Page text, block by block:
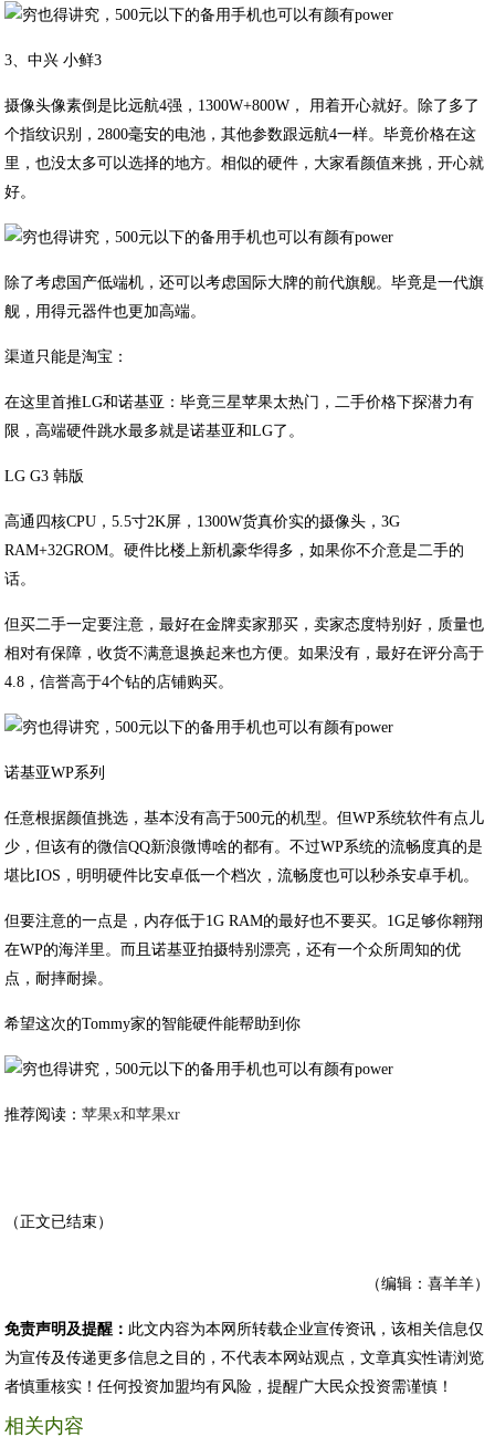
3、中兴 小鲜3
摄像头像素倒是比远航4强，1300W+800W， 用着开心就好。除了多了
个指纹识别，2800毫安的电池，其他参数跟远航4一样。毕竟价格在这
里，也没太多可以选择的地方。相似的硬件，大家看颜值来挑，开心就
好。
除了考虑国产低端机，还可以考虑国际大牌的前代旗舰。毕竟是一代旗
舰，用得元器件也更加高端。
渠道只能是淘宝：
在这里首推LG和诺基亚：毕竟三星苹果太热门，二手价格下探潜力有
限，高端硬件跳水最多就是诺基亚和LG了。
LG G3 韩版
高通四核CPU，5.5寸2K屏，1300W货真价实的摄像头，3G
RAM+32GROM。硬件比楼上新机豪华得多，如果你不介意是二手的
话。
但买二手一定要注意，最好在金牌卖家那买，卖家态度特别好，质量也
相对有保障，收货不满意退换起来也方便。如果没有，最好在评分高于
4.8，信誉高于4个钻的店铺购买。
诺基亚WP系列
任意根据颜值挑选，基本没有高于500元的机型。但WP系统软件有点儿
少，但该有的微信QQ新浪微博啥的都有。不过WP系统的流畅度真的是
堪比IOS，明明硬件比安卓低一个档次，流畅度也可以秒杀安卓手机。
但要注意的一点是，内存低于1G RAM的最好也不要买。1G足够你翱翔
在WP的海洋里。而且诺基亚拍摄特别漂亮，还有一个众所周知的优
点，耐摔耐操。
希望这次的Tommy家的智能硬件能帮助到你
推荐阅读：苹果x和苹果xr
（正文已结束）
（编辑：喜羊羊）
免责声明及提醒： 此文内容为本网所转载企业宣传资讯，该相关信息仅
为宣传及传递更多信息之目的，不代表本网站观点，文章真实性请浏览
者慎重核实！任何投资加盟均有风险，提醒广大民众投资需谨慎！
相关内容